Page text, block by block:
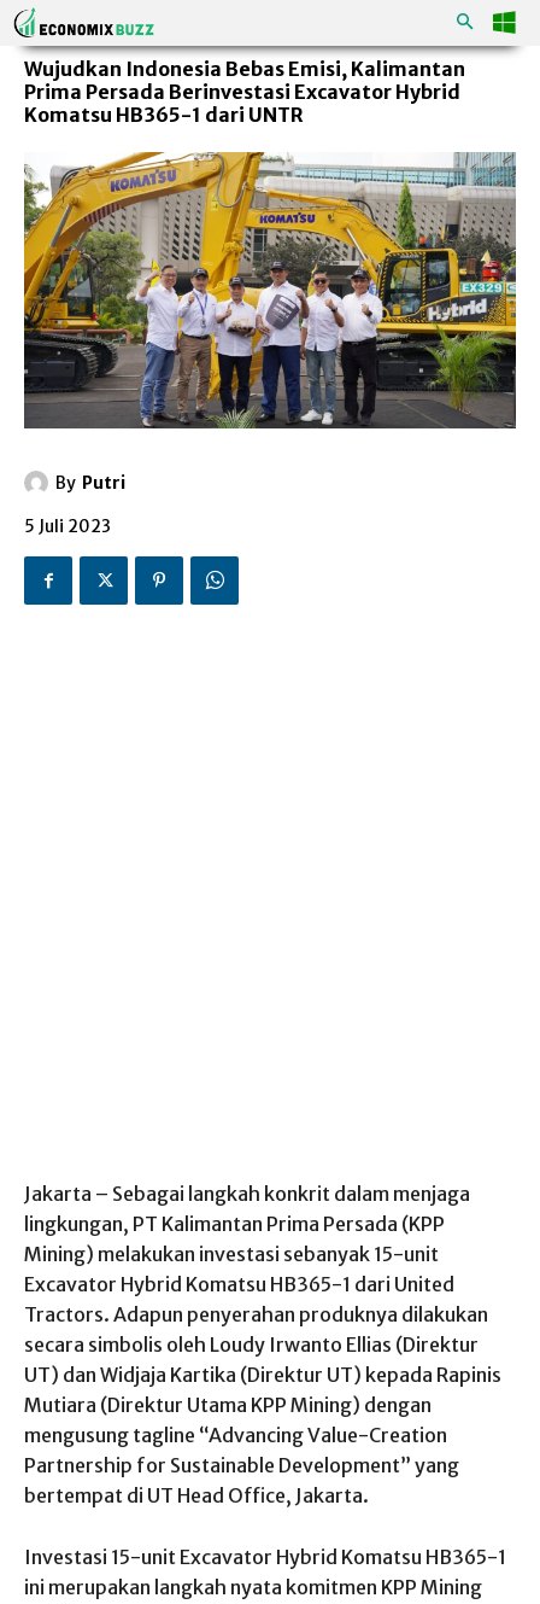
Wujudkan Indonesia Bebas Emisi, Kalimantan
Prima Persada Berinvestasi Excavator Hybrid
Komatsu HB365-1 dari UNTR
By Putri
5 Juli 2023
Jakarta – Sebagai langkah konkrit dalam menjaga
lingkungan, PT Kalimantan Prima Persada (KPP
Mining) melakukan investasi sebanyak 15-unit
Excavator Hybrid Komatsu HB365-1 dari United
Tractors. Adapun penyerahan produknya dilakukan
secara simbolis oleh Loudy Irwanto Ellias (Direktur
UT) dan Widjaja Kartika (Direktur UT) kepada Rapinis
Mutiara (Direktur Utama KPP Mining) dengan
mengusung tagline “Advancing Value-Creation
Partnership for Sustainable Development” yang
bertempat di UT Head Office, Jakarta.
Investasi 15-unit Excavator Hybrid Komatsu HB365-1
ini merupakan langkah nyata komitmen KPP Mining